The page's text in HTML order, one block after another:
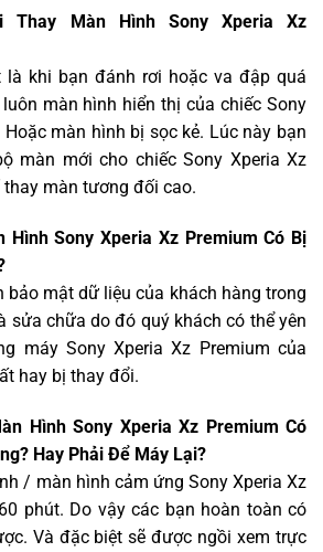
Thay Màn Hình Sony Xperia Xz
là khi bạn đánh rơi hoặc va đập quá
màn hình hiển thị của chiếc Sony
màn hình bị sọc kẻ. Lúc này bạn
màn mới cho chiếc Sony Xperia Xz
màn tương đối cao.
Hình Sony Xperia Xz Premium Có Bị
bảo mật dữ liệu của khách hàng trong
sửa chữa do đó quý khách có thể yên
máy Sony Xperia Xz Premium của
hay bị thay đổi.
Hình Sony Xperia Xz Premium Có
Hay Phải Để Máy Lại?
/ màn hình cảm ứng Sony Xperia Xz
phút. Do vậy các bạn hoàn toàn có
Và đặc biệt sẽ được ngồi xem trực